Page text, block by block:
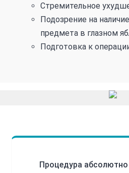
Стремительное
Подозрение на
предмета в глазном
Подготовка к
Процедура абсолютно